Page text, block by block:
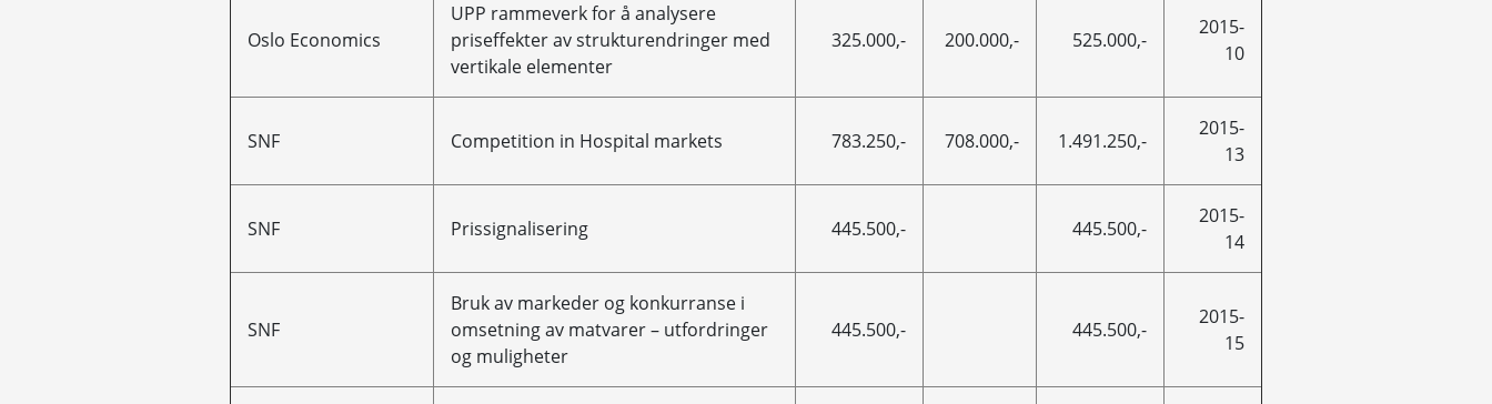
Oslo Economics
UPP rammeverk for å analysere
priseffekter av strukturendringer med
vertikale elementer
325.000,- 200.000,- 525.000,-
2015-
10
SNF Competition in Hospital markets 783.250,- 708.000,- 1.491.250,-
2015-
13
SNF Prissignalisering 445.500,- 445.500,-
2015-
14
SNF
Bruk av markeder og konkurranse i
omsetning av matvarer – utfordringer
og muligheter
445.500,- 445.500,-
2015-
15